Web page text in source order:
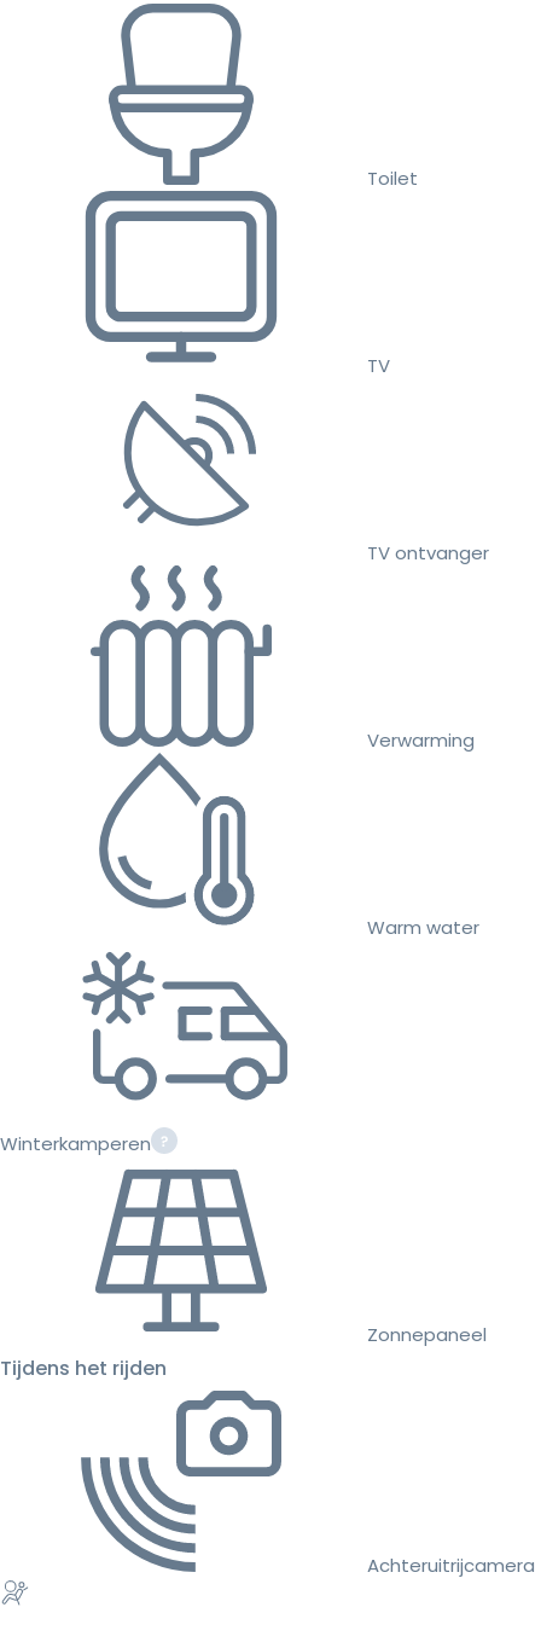
Toilet
TV
TV ontvanger
Verwarming
Warm water
Winterkamperen
Zonnepaneel
Tijdens het rijden
Achteruitrijcamera